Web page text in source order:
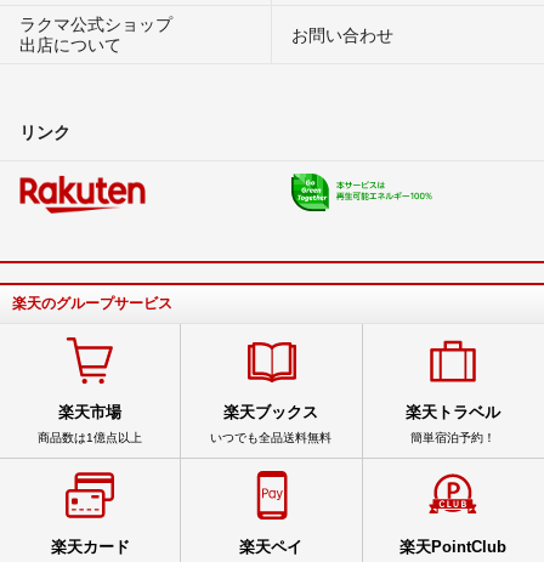
ラクマ公式ショップ
出店について
お問い合わせ
リンク
楽天のグループサービス
楽天市場
商品数は1億点以上
楽天ブックス
いつでも全品送料無料
楽天トラベル
簡単宿泊予約！
楽天カード 楽天ペイ 楽天PointClub